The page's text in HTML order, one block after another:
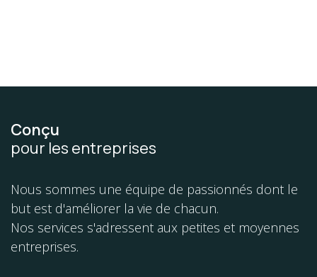
Conçu
pour les entreprises
Nous sommes une équipe de passionnés dont le
but est d'améliorer la vie de chacun.
Nos services s'adressent aux petites et moyennes
entreprises.